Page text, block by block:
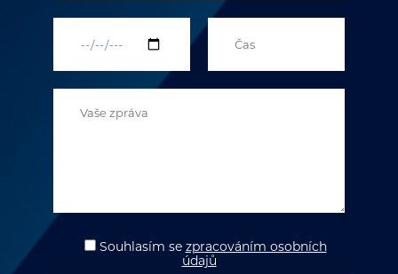
Souhlasím se zpracováním osobních
údajů